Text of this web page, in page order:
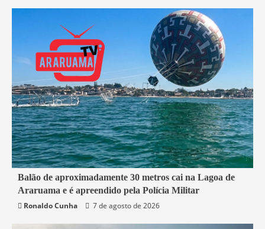
2 min read
Araruama
Segurança
Balão de aproximadamente 30 metros cai na Lagoa de
Araruama e é apreendido pela Polícia Militar
Ronaldo Cunha
7 de agosto de 2026